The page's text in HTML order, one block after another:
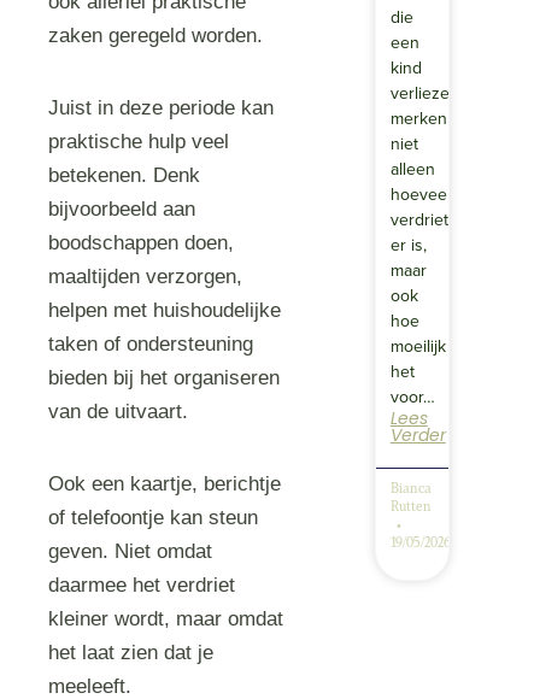
zaken geregeld worden.
Juist in deze periode kan
praktische hulp veel
betekenen. Denk
bijvoorbeeld aan
boodschappen doen,
maaltijden verzorgen,
helpen met huishoudelijke
taken of ondersteuning
bieden bij het organiseren
van de uitvaart.
Ook een kaartje, berichtje
of telefoontje kan steun
geven. Niet omdat
daarmee het verdriet
kleiner wordt, maar omdat
het laat zien dat je
meeleeft.
die
een
kind
verliezen,
merken
niet
alleen
hoeveel
verdriet
er is,
maar
ook
hoe
moeilijk
het
voor…
Lees
Verder
Bianca
Rutten
19/05/2026